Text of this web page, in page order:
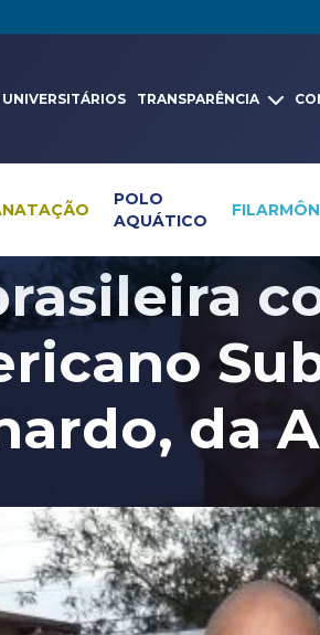
UNIVERSITÁRIOS TRANSPARÊNCIA
POLO
AQUÁTICO
Pesquisa global Notícias
da